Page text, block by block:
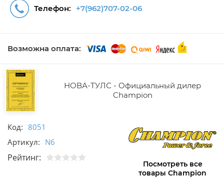
Телефон: +7(962)707-02-06
Возможна оплата:
НОВА-ТУЛС - Официальный дилер
Champion
Код: 8051
Артикул: N6
Рейтинг:
Посмотреть все
товары Champion